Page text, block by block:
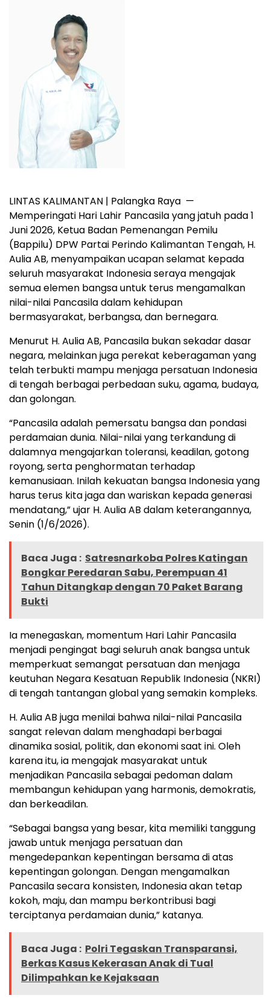
LINTAS KALIMANTAN | Palangka Raya —
Memperingati Hari Lahir Pancasila yang jatuh pada 1
Juni 2026, Ketua Badan Pemenangan Pemilu
(Bappilu) DPW Partai Perindo Kalimantan Tengah, H.
Aulia AB, menyampaikan ucapan selamat kepada
seluruh masyarakat Indonesia seraya mengajak
semua elemen bangsa untuk terus mengamalkan
nilai-nilai Pancasila dalam kehidupan
bermasyarakat, berbangsa, dan bernegara.
Menurut H. Aulia AB, Pancasila bukan sekadar dasar
negara, melainkan juga perekat keberagaman yang
telah terbukti mampu menjaga persatuan Indonesia
di tengah berbagai perbedaan suku, agama, budaya,
dan golongan.
“Pancasila adalah pemersatu bangsa dan pondasi
perdamaian dunia. Nilai-nilai yang terkandung di
dalamnya mengajarkan toleransi, keadilan, gotong
royong, serta penghormatan terhadap
kemanusiaan. Inilah kekuatan bangsa Indonesia yang
harus terus kita jaga dan wariskan kepada generasi
mendatang,” ujar H. Aulia AB dalam keterangannya,
Senin (1/6/2026).
Baca Juga : Satresnarkoba Polres Katingan
Bongkar Peredaran Sabu, Perempuan 41
Tahun Ditangkap dengan 70 Paket Barang
Bukti
Ia menegaskan, momentum Hari Lahir Pancasila
menjadi pengingat bagi seluruh anak bangsa untuk
memperkuat semangat persatuan dan menjaga
keutuhan Negara Kesatuan Republik Indonesia (NKRI)
di tengah tantangan global yang semakin kompleks.
H. Aulia AB juga menilai bahwa nilai-nilai Pancasila
sangat relevan dalam menghadapi berbagai
dinamika sosial, politik, dan ekonomi saat ini. Oleh
karena itu, ia mengajak masyarakat untuk
menjadikan Pancasila sebagai pedoman dalam
membangun kehidupan yang harmonis, demokratis,
dan berkeadilan.
“Sebagai bangsa yang besar, kita memiliki tanggung
jawab untuk menjaga persatuan dan
mengedepankan kepentingan bersama di atas
kepentingan golongan. Dengan mengamalkan
Pancasila secara konsisten, Indonesia akan tetap
kokoh, maju, dan mampu berkontribusi bagi
terciptanya perdamaian dunia,” katanya.
Baca Juga : Polri Tegaskan Transparansi,
Berkas Kasus Kekerasan Anak di Tual
Dilimpahkan ke Kejaksaan